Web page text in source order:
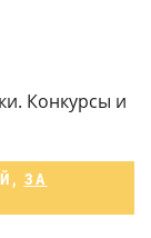
Конкурсы и
, ЗА